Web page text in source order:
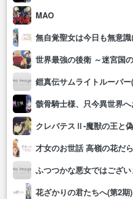
MAO
花ざかりの君たちへ(第2期)